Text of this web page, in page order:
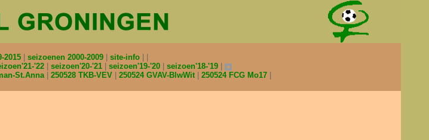
2015 seizoenen 2000-2009
site-info
'22 seizoen'20-'21 seizoen'19-'20
seizoen'18-'19
St.Anna 250528 TKB-VEV 250524 GVAV-BlwWit
250524 FCG Mo17